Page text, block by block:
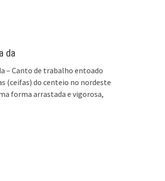
da
– Canto de trabalho entoado
(ceifas) do centeio no nordeste
forma arrastada e vigorosa,